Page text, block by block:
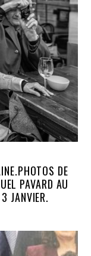
DE
PAVARD AU
JANVIER.